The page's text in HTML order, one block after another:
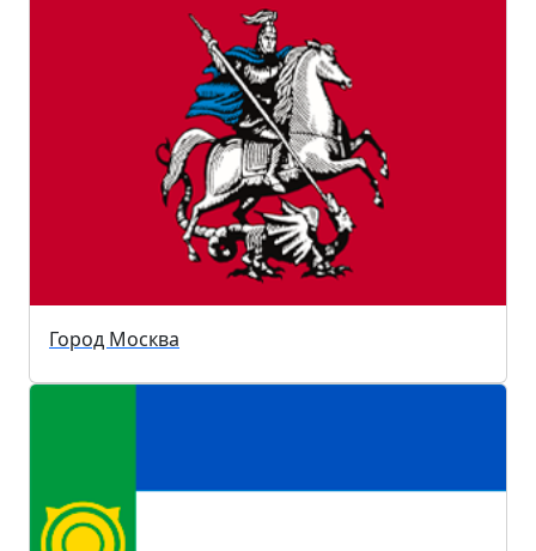
Город Москва